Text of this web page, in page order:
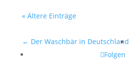
« Ältere Einträge
← Der Waschbär in Deutschland
Folgen